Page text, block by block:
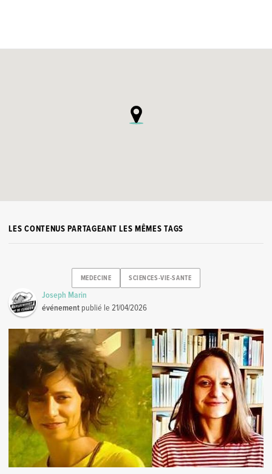
LES CONTENUS PARTAGEANT LES MÊMES TAGS
MEDECINE SCIENCES-VIE-SANTE
Joseph Marin
événement publié le21/04/2026